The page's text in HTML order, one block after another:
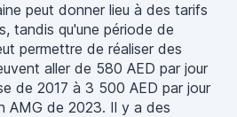
peut donner lieu à des tarifs
tandis qu'une période de
permettre de réaliser des
aller de 580 AED par jour
de 2017 à 3 500 AED par jour
AMG de 2023. Il y a des